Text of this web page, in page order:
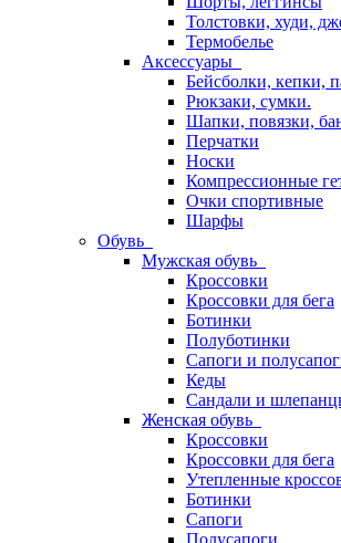
Толстовки, худи,
Термобелье
Аксессуары
Бейсболки, кепки,
Рюкзаки, сумки.
Шапки, повязки,
Перчатки
Носки
Компрессионные
Очки спортивные
Шарфы
Обувь
Мужская обувь
Кроссовки
Кроссовки для бега
Ботинки
Полуботинки
Сапоги и
Кеды
Сандали и
Женская обувь
Кроссовки
Кроссовки для бега
Утепленные
Ботинки
Сапоги
Полусапоги